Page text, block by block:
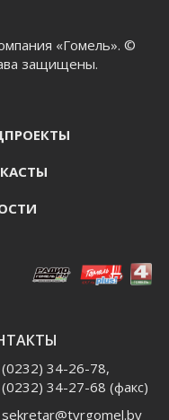
«Гомель». ©
защищены.
(0232) 34-26-78,
(0232) 34-27-68 (факс)
sekretar@tvrgomel.by